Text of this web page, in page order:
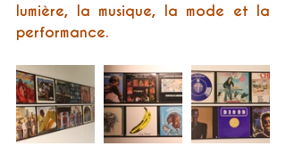
lumière, la musique, la mode et la
performance.